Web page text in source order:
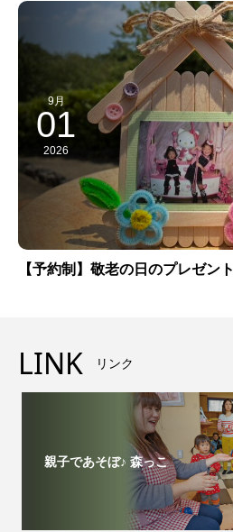
9月
01
2026
【予約制】敬老の日のプレゼント
LINK リンク
親子であそぼ♪ 森っこ